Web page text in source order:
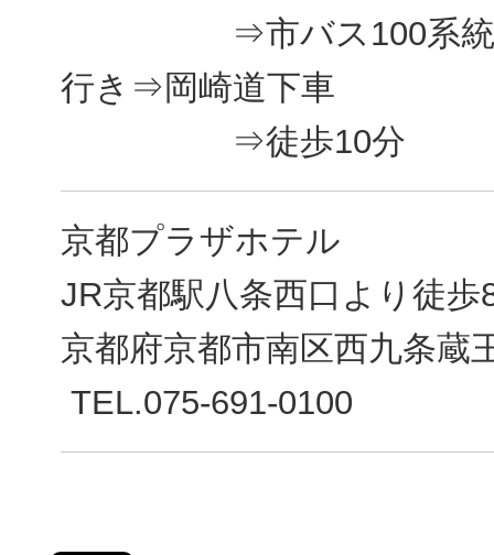
⇒市バス100系統清
行き⇒岡崎道下車
⇒徒歩10分
京都プラザホテル
JR京都駅八条西口より徒歩
京都府京都市南区西九条蔵
TEL.075-691-0100